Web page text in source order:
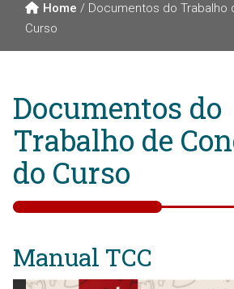
Home / Documentos do Trabalho
Curso
Documentos do
Trabalho de
do Curso
Manual TCC